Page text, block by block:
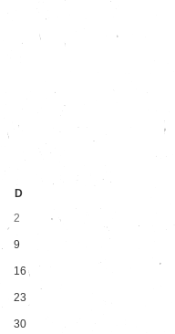
D
2
9
16
23
30